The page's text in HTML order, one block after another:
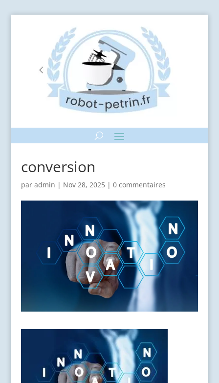
conversion
par admin | Nov 28, 2025| 0 commentaires